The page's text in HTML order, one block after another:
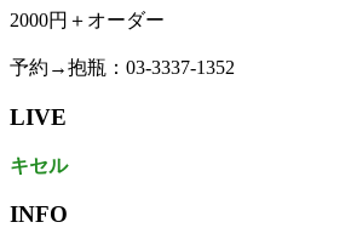
2000円＋オーダー
予約→抱瓶：03-3337-1352
LIVE
キセル
INFO